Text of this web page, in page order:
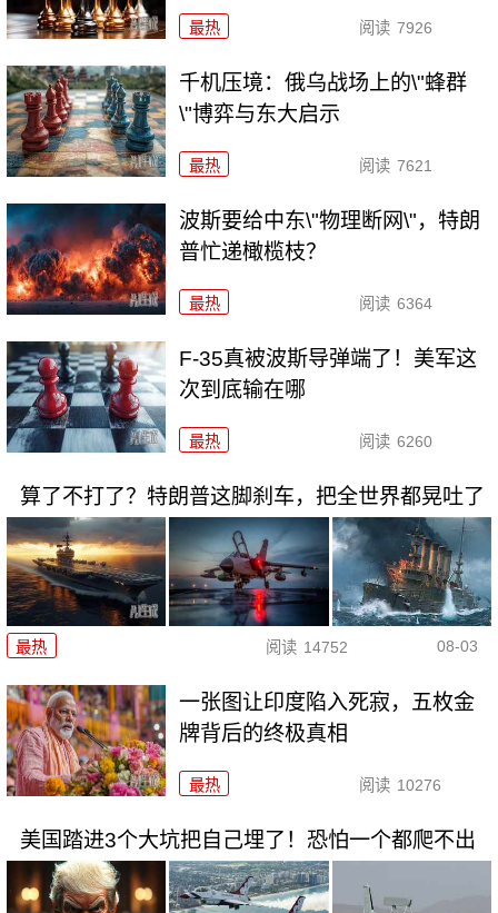
最热 阅读 7926
千机压境：俄乌战场上的\"蜂群
\"博弈与东大启示
最热 阅读 7621
波斯要给中东\"物理断网\"，特朗
普忙递橄榄枝？
最热 阅读 6364
F-35真被波斯导弹端了！美军这
次到底输在哪
最热 阅读 6260
算了不打了？特朗普这脚刹车，把全世界都晃吐了
最热 阅读 14752 08-03
一张图让印度陷入死寂，五枚金
牌背后的终极真相
最热 阅读 10276
美国踏进3个大坑把自己埋了！恐怕一个都爬不出